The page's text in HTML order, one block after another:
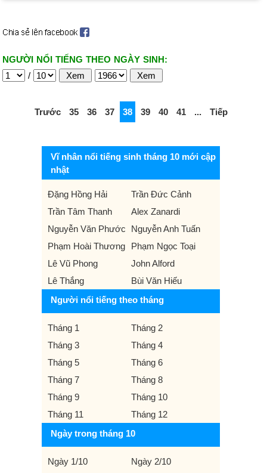
NGƯỜI NỔI TIẾNG THEO NGÀY SINH:
/
Trước 35 36 37 38 39 40 41 ... Tiếp
Vĩ nhân nổi tiếng sinh tháng 10 mới cập
nhật
Đặng Hồng Hải
Trần Đức Cảnh
Trần Tâm Thanh
Alex Zanardi
Nguyễn Văn Phước
Nguyễn Anh Tuấn
Phạm Hoài Thương
Phạm Ngọc Toại
Lê Vũ Phong
John Alford
Lê Thắng
Bùi Văn Hiếu
Người nổi tiếng theo tháng
Tháng 1
Tháng 2
Tháng 3
Tháng 4
Tháng 5
Tháng 6
Tháng 7
Tháng 8
Tháng 9
Tháng 10
Tháng 11
Tháng 12
Ngày trong tháng 10
Ngày 1/10
Ngày 2/10